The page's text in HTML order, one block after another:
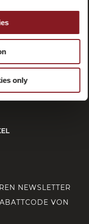
only
NEWSLETTER
VON